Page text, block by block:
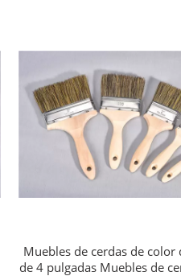
Muebles de cerdas de color
de 4 pulgadas Muebles de